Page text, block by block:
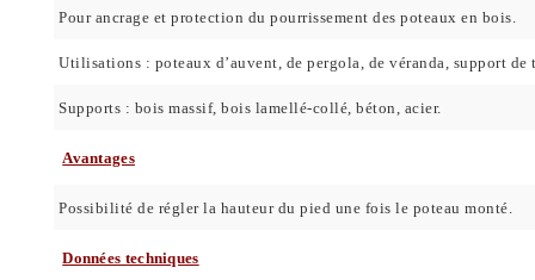
Pour ancrage et protection du pourrissement des poteaux en bois.
Utilisations : poteaux d’auvent, de pergola, de véranda, support de
Supports : bois massif, bois lamellé-collé, béton, acier.
Avantages
Possibilité de régler la hauteur du pied une fois le poteau monté.
Données techniques